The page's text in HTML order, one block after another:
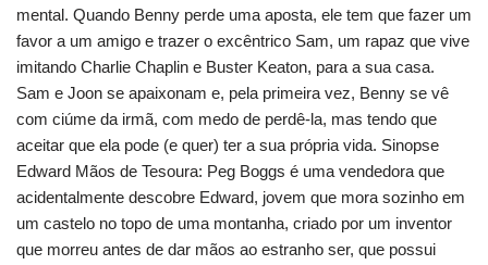
mental. Quando Benny perde uma aposta, ele tem que fazer um
favor a um amigo e trazer o excêntrico Sam, um rapaz que vive
imitando Charlie Chaplin e Buster Keaton, para a sua casa.
Sam e Joon se apaixonam e, pela primeira vez, Benny se vê
com ciúme da irmã, com medo de perdê-la, mas tendo que
aceitar que ela pode (e quer) ter a sua própria vida. Sinopse
Edward Mãos de Tesoura: Peg Boggs é uma vendedora que
acidentalmente descobre Edward, jovem que mora sozinho em
um castelo no topo de uma montanha, criado por um inventor
que morreu antes de dar mãos ao estranho ser, que possui